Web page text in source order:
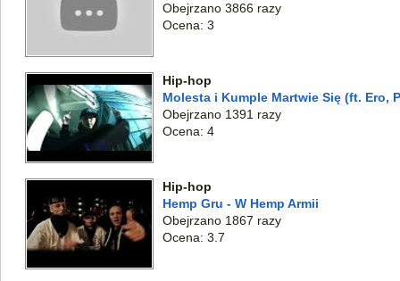
Obejrzano 3866 razy
Ocena: 3
Hip-hop
Molesta i Kumple Martwie Się (ft. Ero,
Obejrzano 1391 razy
Ocena: 4
Hip-hop
Hemp Gru - W Hemp Armii
Obejrzano 1867 razy
Ocena: 3.7